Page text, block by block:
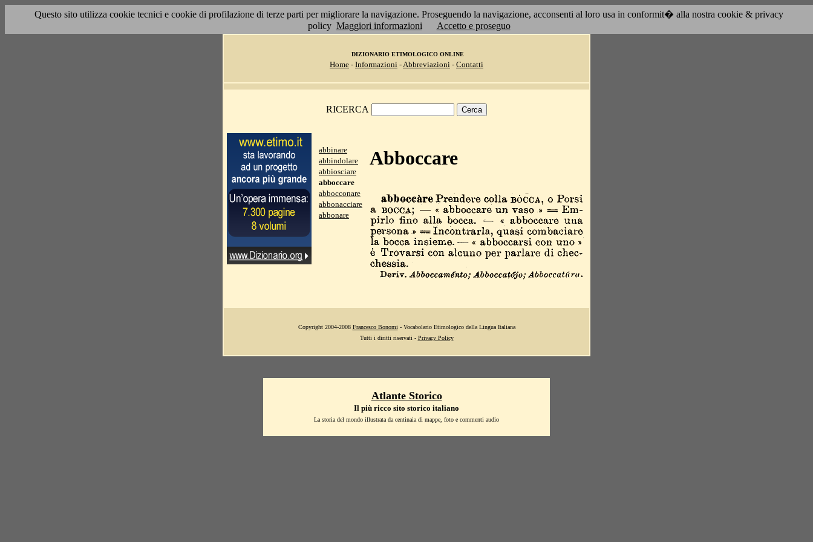
Questo sito utilizza cookie tecnici e cookie di profilazione di terze parti per migliorare la navigazione. Proseguendo la navigazione, acconsenti al loro usa in conformit� alla nostra cookie & privacy
policy Maggiori informazioni Accetto e proseguo
DIZIONARIO ETIMOLOGICO ONLINE
Home - Informazioni -Abbreviazioni - Contatti
RICERCA
abbinare
abbindolare
abbiosciare
abboccare
abbocconare
abbonacciare
abbonare
Abboccare
Copyright 2004-2008 Francesco Bonomi - Vocabolario Etimologico della Lingua Italiana
Tutti i diritti riservati - Privacy Policy
Atlante Storico
Il più ricco sito storico italiano
La storia del mondo illustrata da centinaia di mappe, foto e commenti audio